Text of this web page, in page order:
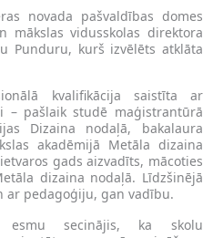
novada pašvaldības domes
mākslas vidusskolas direktora
Punduru, kurš izvēlēts atklāta
kvalifikācija saistīta ar
– pašlaik studē maģistrantūrā
Dizaina nodaļā, bakalaura
akadēmijā Metāla dizaina
gads aizvadīts, mācoties
dizaina nodaļā. Līdzšinējā
ar pedagoģiju, gan vadību.
esmu secinājis, ka skolu